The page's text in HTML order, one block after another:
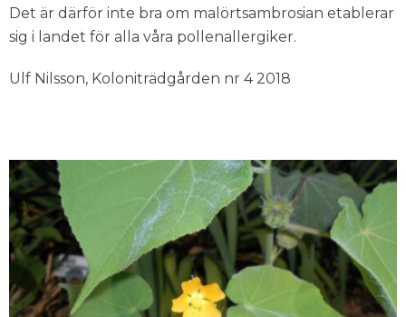
Det är därför inte bra om malörtsambrosian etablerar
sig i landet för alla våra pollenallergiker.
Ulf Nilsson, Koloniträdgården nr 4 2018